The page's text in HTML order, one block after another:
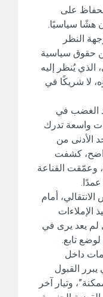
على
هشًا سياسيًا.
النظر
حقوق سياسية
الذي يُنظر إليه
لا شريكًا في
الغضب في
واسعة تدرك
الأدنى من
كشفت
وعمّقت القناعة
عمدًا.
أمام
الإملاءات
لم يعد يرى في
تابع.
داخل
يبرر القبول
وتيار آخر